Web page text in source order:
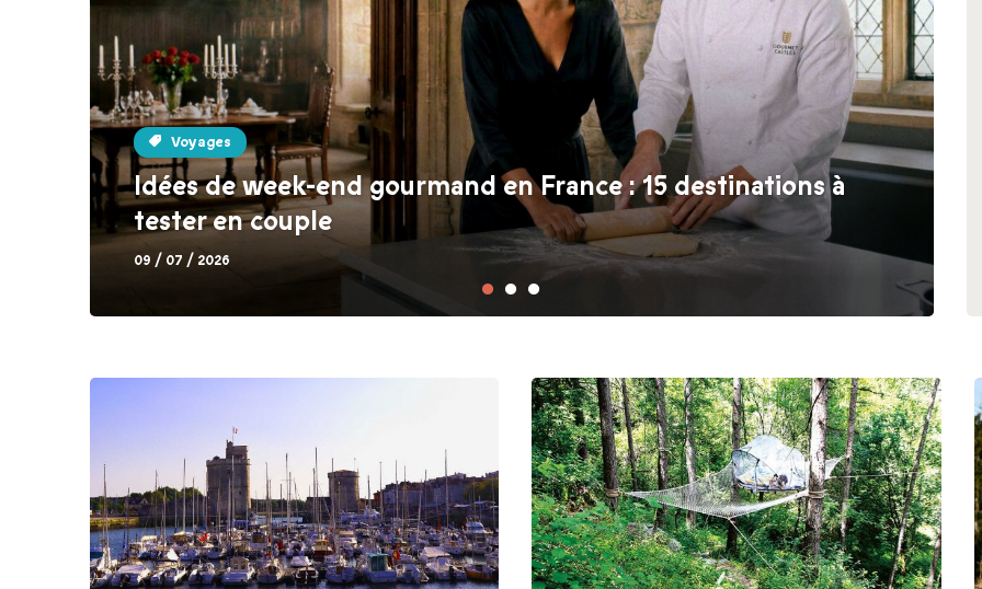
Voyages
Idées de week-end gourmand en France : 15 destinations à
tester en couple
09 / 07 / 2026